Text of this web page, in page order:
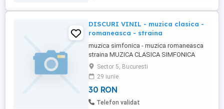
SUPER POWER ...
DISCURI VINIL - muzica clasica -
romaneasca - straina
muzica simfonica - muzica romaneasca
straina MUZICA CLASICA SIMFONICA
CONCERTE PT. CHITARA SI ORCHESTRA -
chitara COSTAS COTSIOLIS DAVID
OISTRAKH - violin - Svyatoslav Richter
pian - J. Brahms - S. Prokofief DINU
LIPATTI - Historical recordings 2 viniluri
Sector 5, Bucuresti
29 iunie
30 RON
Telefon validat